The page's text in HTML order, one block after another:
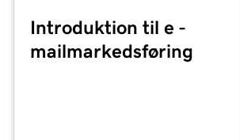
Introduktion til e -
mailmarkedsføring